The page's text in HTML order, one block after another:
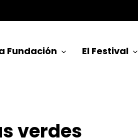
Fundación El Festival
verdes